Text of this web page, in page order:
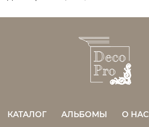
КАТАЛОГ АЛЬБОМЫ О НАС